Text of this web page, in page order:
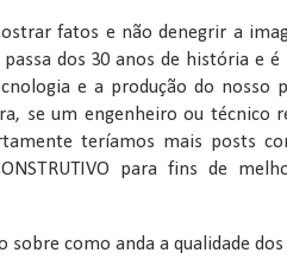
fatos e não denegrir a
dos 30 anos de história e é
e a produção do nosso
se um engenheiro ou técnico
teríamos mais posts
para fins de
sobre como anda a qualidade